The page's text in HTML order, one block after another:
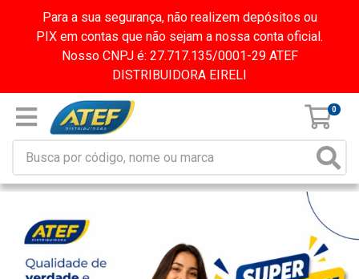
Para a sua segurança, não realizem depósitos ou
PIX em contas que não sejam a nossa conta oficial.
Nosso CNPJ é: 27.717.135/0001-29 ATEF
DISTRIBUIDORA EIRELI
0